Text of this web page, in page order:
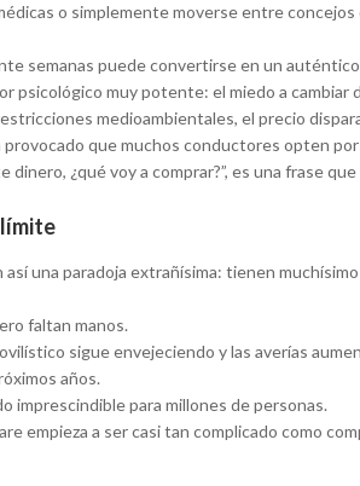
o simplemente moverse entre
semanas puede convertirse en un
psicológico muy potente: el miedo a cambiar
medioambientales, el precio
que muchos conductores opten
dinero, ¿qué voy a comprar?”, es una frase
una paradoja extrañísima: tienen
faltan manos.
sigue envejeciendo y las averías
años.
imprescindible para millones de personas.
empieza a ser casi tan complicado como